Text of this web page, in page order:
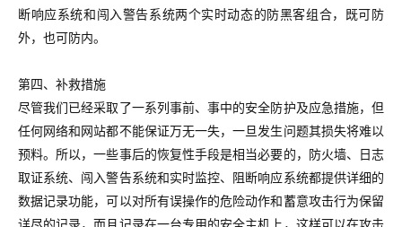
断响应系统和闯入警告系统两个实时动态的防黑客组合，既可防
外，也可防内。
第四、补救措施
尽管我们已经采取了一系列事前、事中的安全防护及应急措施，但
任何网络和网站都不能保证万无一失，一旦发生问题其损失将难以
预料。所以，一些事后的恢复性手段是相当必要的，防火墙、日志
取证系统、闯入警告系统和实时监控、阻断响应系统都提供详细的
数据记录功能，可以对所有误操作的危险动作和蓄意攻击行为保留